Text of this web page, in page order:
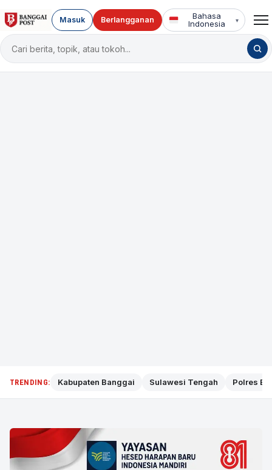
Cari
berita
Masuk Berlangganan
Bahasa
Indonesia
▾
TRENDING: Kabupaten Banggai Sulawesi Tengah Polres